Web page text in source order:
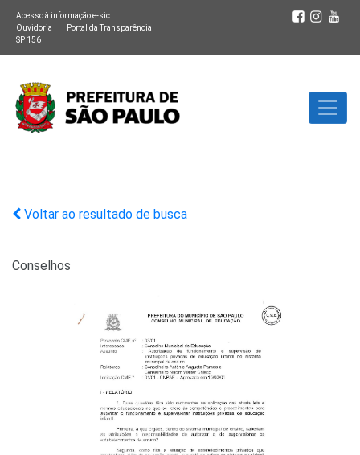
Acesso à informação e-sic
Ouvidoria
Portal da Transparência
SP 156
Voltar ao resultado de busca
Conselhos